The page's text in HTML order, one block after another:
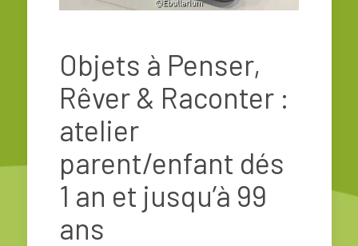
Objets à Penser,
Rêver & Raconter :
atelier
parent/enfant dés
1 an et jusqu’à 99
ans